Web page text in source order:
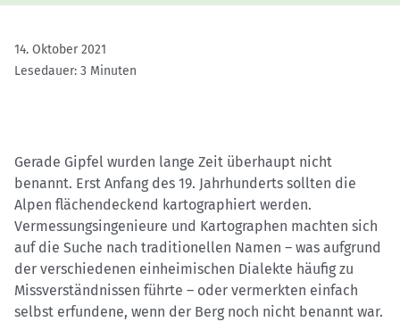
14. Oktober 2021
Lesedauer: 3 Minuten
Gerade Gipfel wurden lange Zeit überhaupt nicht
benannt. Erst Anfang des 19. Jahrhunderts sollten die
Alpen flächendeckend kartographiert werden.
Vermessungsingenieure und Kartographen machten sich
auf die Suche nach traditionellen Namen – was aufgrund
der verschiedenen einheimischen Dialekte häufig zu
Missverständnissen führte – oder vermerkten einfach
selbst erfundene, wenn der Berg noch nicht benannt war.